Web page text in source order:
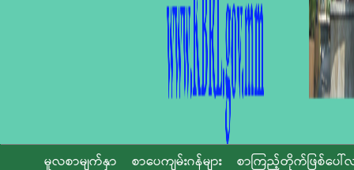
မူလစာမျက်နှာ စာပေကျမ်းဂန်များ
စာကြည့်တိုက်ဖြစ်ပေါ်